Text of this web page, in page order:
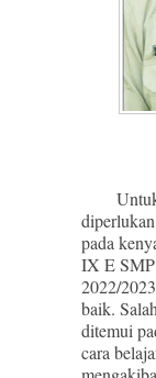
pada
IX E SMP
2022/
baik.
ditemui
cara